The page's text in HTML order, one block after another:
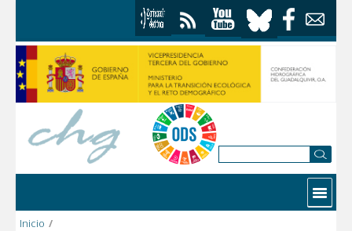
Contactar
Inicio /